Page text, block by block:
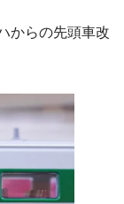
からの先頭車改